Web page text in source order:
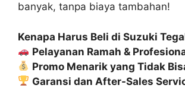
banyak, tanpa biaya tambahan!
Kenapa Harus Beli di Suzuki
Pelayanan Ramah &
Promo Menarik yang Tidak
Garansi dan After-Sales